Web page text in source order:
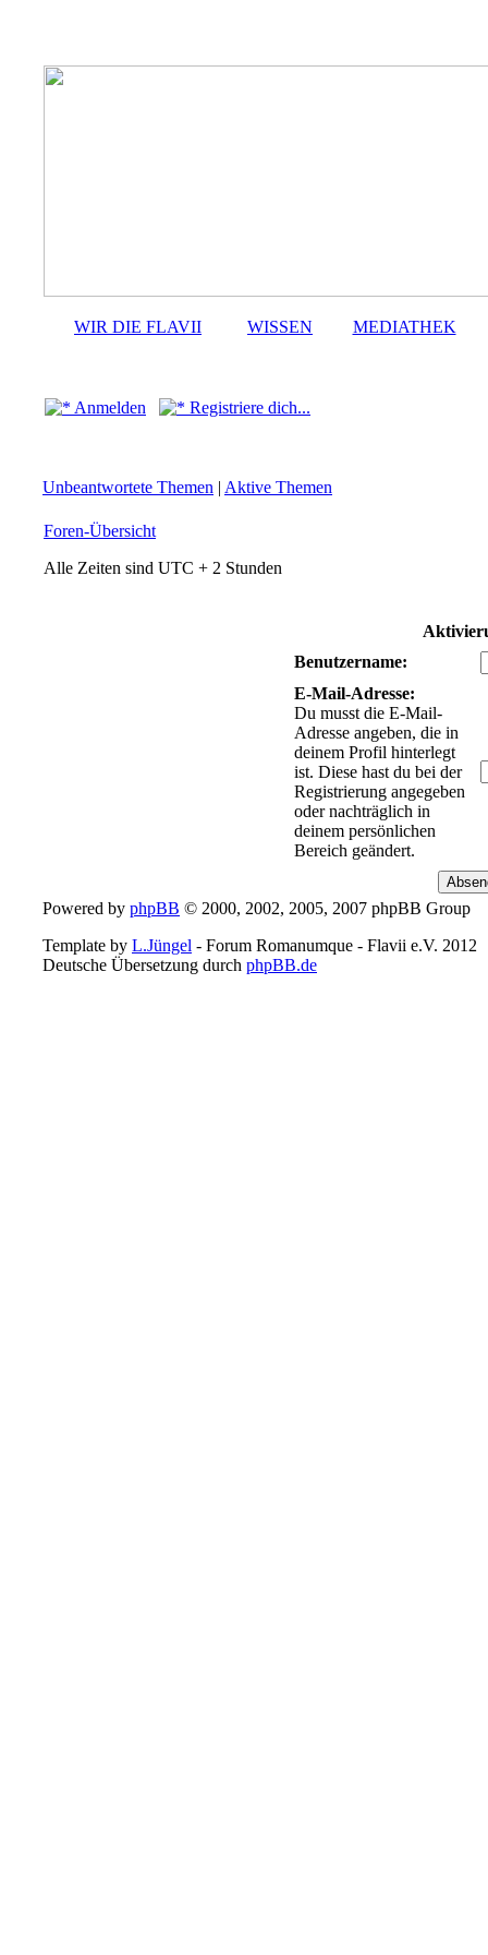
WIR DIE FLAVII WISSEN MEDIATHEK
Anmelden Registriere dich...
Unbeantwortete Themen | Aktive Themen
Foren-Übersicht
Alle Zeiten sind UTC + 2 Stunden
Benutzername:
E-Mail-Adresse:
Du musst die E-Mail-
Adresse angeben, die in
deinem Profil hinterlegt
ist. Diese hast du bei der
Registrierung angegeben
oder nachträglich in
deinem persönlichen
Bereich geändert.
Powered by phpBB © 2000, 2002, 2005, 2007 phpBB Group
Template by L.Jüngel - Forum Romanumque - Flavii e.V. 2012
Deutsche Übersetzung durch phpBB.de